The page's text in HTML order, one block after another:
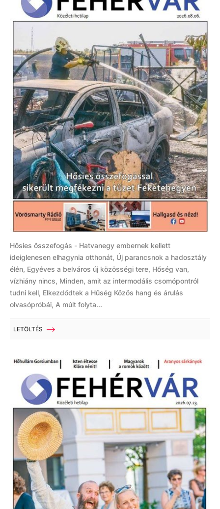
Hősies összefogás - Hatvanegy embernek kellett
ideiglenesen elhagynia otthonát, Új parancsnok a hadosztály
élén, Egyéves a belváros új közösségi tere, Hőség van,
vízhiány nincs, Minden, amit az intermodális csomópontról
tudni kell, Elkezdődtek a Hűség Közös hang és árulás
olvasópróbái, A múlt folyta...
LETÖLTÉS